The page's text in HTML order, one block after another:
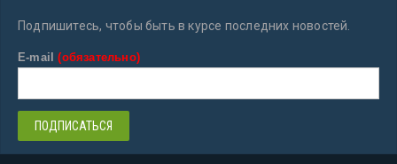
Подпишитесь, чтобы быть в курсе последних новостей.
E-mail(обязательно)